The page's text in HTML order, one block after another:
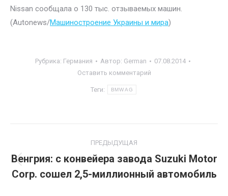
Nissan сообщала о 130 тыс. отзываемых машин.
(Autonews/Машиностроение Украины и мира)
Рубрика: Германия Автор: German
07.08.2014
Оставить комментарий
Теги: BMW AG
по
записям
ПРЕДЫДУЩАЯ
Предыдущая
запись:
Венгрия: с конвейера завода Suzuki Motor
Corp. сошел 2,5-миллионный автомобиль